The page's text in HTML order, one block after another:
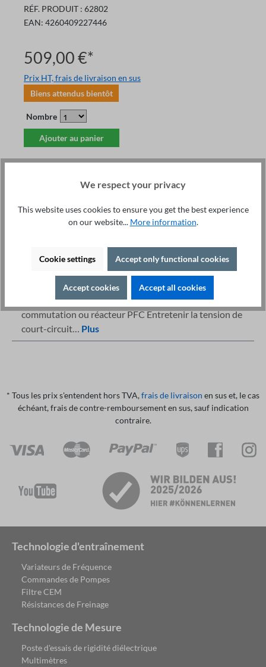
RÉF. PRODUIT : 62802
EAN: 4260409227446
509,00 €*
Prix HT, frais de livraison en sus
Biens attendus bientôt
Nombre
Ajouter au panier
Service technique +49 421 277 9999
Imprimer
Description
Advantages Utiliser comme réacteur de ligne, réacteur de
commutation ou réacteur PFC Entretenir la tension de
court-circuit… Plus
* Tous les prix s'entendent hors TVA, frais de livraison en sus et, le cas
échéant, frais de contre-remboursement en sus, sauf indication
contraire.
Technologie d'entraînement
Variateurs de Fréquence
Commandes de Pompes
Filtre CEM
Résistances de Freinage
Technologie de Mesure
Poste d'essais de rigidité diélectrique
Multimètres
We respect your privacy
This website uses cookies to ensure you get the best experience
on our website... More information.
Cookie settings Accept only functional cookies
Accept cookies Accept all cookies